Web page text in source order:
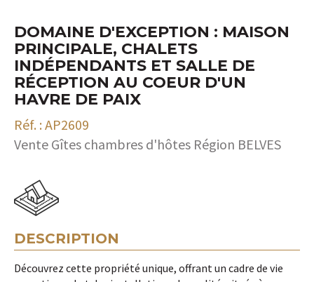
DOMAINE D'EXCEPTION : MAISON
PRINCIPALE, CHALETS
INDÉPENDANTS ET SALLE DE
RÉCEPTION AU COEUR D'UN
HAVRE DE PAIX
Réf. : AP2609
Vente Gîtes chambres d'hôtes Région BELVES
DESCRIPTION
Découvrez cette propriété unique, offrant un cadre de vie